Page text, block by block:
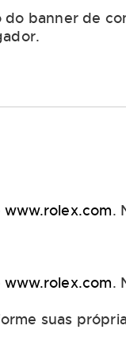
do banner de
www.rolex.com.
www.rolex.com.
suas